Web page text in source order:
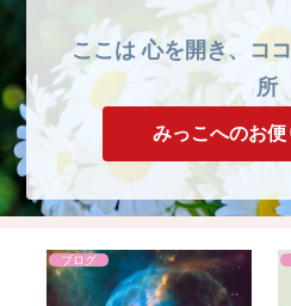
ここは 心を開き、コ
所
みっこへのお便
ブログ